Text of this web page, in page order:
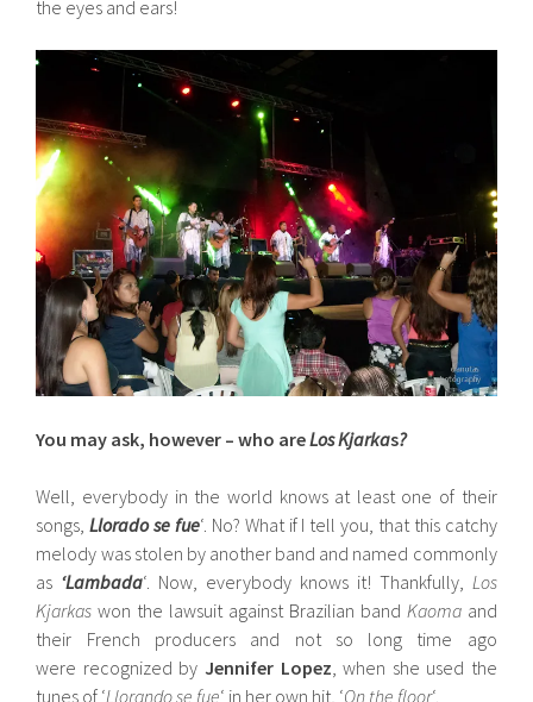
the eyes and ears!
You may ask, however – who areLos Kjarkas?
Well, everybody in the world knows at least one of their
songs,Llorado se fue‘. No? What if I tell you, that this catchy
melody was stolen by another band and named commonly
as ‘Lambada‘. Now, everybody knows it! Thankfully, Los
Kjarkas won the lawsuit against Brazilian band Kaomaand
their French producers and not so long time ago
were recognized by Jennifer Lopez , when she used the
tunes of ‘Llorando se fue‘ in her own hit, ‘On the floor‘.